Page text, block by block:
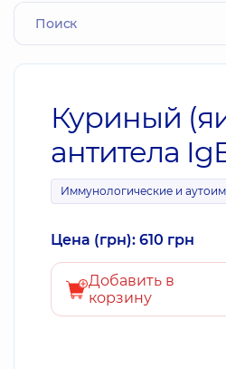
Куриный
антитела
Иммунологические и
Цена (грн): 610 грн
Добавить в
корзину